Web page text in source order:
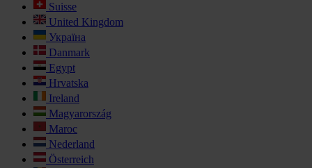
Suisse
United Kingdom
Україна
Danmark
Egypt
Hrvatska
Ireland
Magyarország
Maroc
Nederland
Österreich